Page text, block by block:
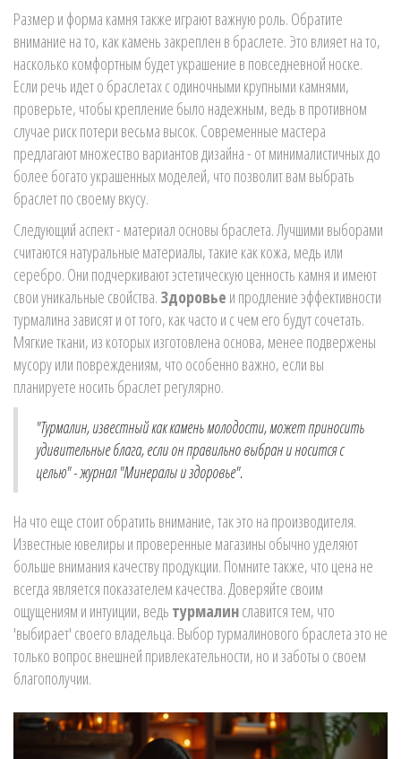
Размер и форма камня также играют важную роль. Обратите
внимание на то, как камень закреплен в браслете. Это влияет на то,
насколько комфортным будет украшение в повседневной носке.
Если речь идет о браслетах с одиночными крупными камнями,
проверьте, чтобы крепление было надежным, ведь в противном
случае риск потери весьма высок. Современные мастера
предлагают множество вариантов дизайна - от минималистичных до
более богато украшенных моделей, что позволит вам выбрать
браслет по своему вкусу.
Следующий аспект - материал основы браслета. Лучшими выборами
считаются натуральные материалы, такие как кожа, медь или
серебро. Они подчеркивают эстетическую ценность камня и имеют
свои уникальные свойства. Здоровье и продление эффективности
турмалина зависят и от того, как часто и с чем его будут сочетать.
Мягкие ткани, из которых изготовлена основа, менее подвержены
мусору или повреждениям, что особенно важно, если вы
планируете носить браслет регулярно.
"Турмалин, известный как камень молодости, может приносить
удивительные блага, если он правильно выбран и носится с
целью" - журнал "Минералы и здоровье".
На что еще стоит обратить внимание, так это на производителя.
Известные ювелиры и проверенные магазины обычно уделяют
больше внимания качеству продукции. Помните также, что цена не
всегда является показателем качества. Доверяйте своим
ощущениям и интуиции, ведь турмалинславится тем, что
'выбирает' своего владельца. Выбор турмалинового браслета это не
только вопрос внешней привлекательности, но и заботы о своем
благополучии.